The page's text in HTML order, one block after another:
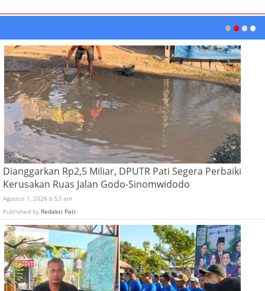
Dianggarkan Rp2,5 Miliar, DPUTR Pati Segera Perbaiki
Kerusakan Ruas Jalan Godo-Sinomwidodo
Agustus 1, 2026 6:53 am
Published by Redaksi Pati